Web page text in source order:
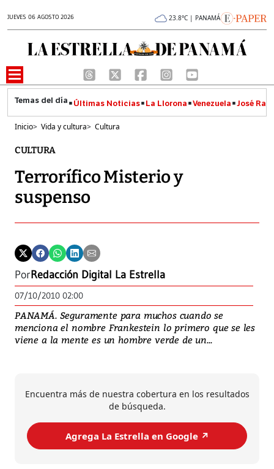
JUEVES 06 AGOSTO 2026 23.8°C | PANAMÁ
Últimas Noticias La Llorona Venezuela José
Inicio> Vida y cultura> Cultura
CULTURA
Terrorífico Misterio y
suspenso
PorRedacción Digital La Estrella
07/10/2010 02:00
PANAMÁ. Seguramente para muchos cuando se
menciona el nombre Frankestein lo primero que se les
viene a la mente es un hombre verde de un...
Encuentra más de nuestra cobertura en los resultados
de búsqueda.
Agrega La Estrella en Google ↗️